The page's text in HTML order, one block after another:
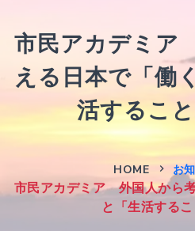
市民アカデミ
える日本で「働
活するこ
HOME お
市民アカデミア 外国人から
と「生活する